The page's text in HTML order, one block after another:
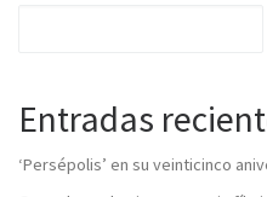
Entradas
‘Persépolis’ en su veinticinco